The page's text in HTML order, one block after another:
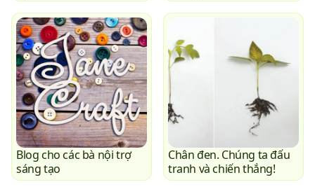
Blog cho các bà nội trợ
sáng tạo
Chân đen. Chúng ta đấu
tranh và chiến thắng!